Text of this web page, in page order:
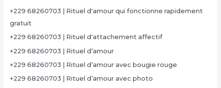
+229 68260703 | Rituel d'amour qui fonctionne rapidement
gratuit
+229 68260703 | Rituel d'attachement affectif
+229 68260703 | Rituel d’amour
+229 68260703 | Rituel d’amour avec bougie rouge
+229 68260703 | Rituel d’amour avec photo